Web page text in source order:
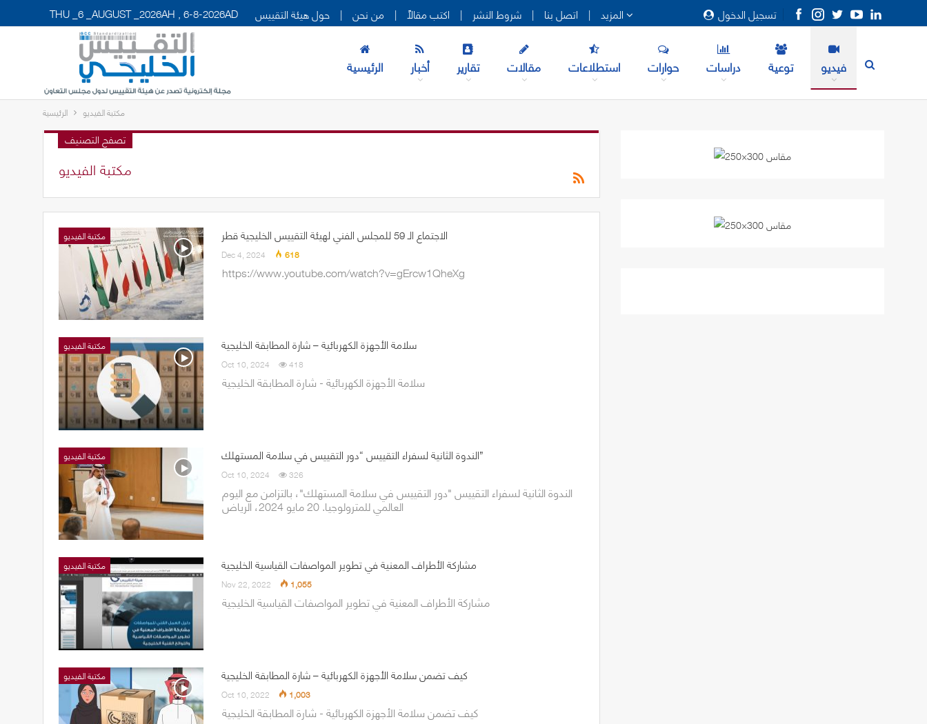
تسجيل الدخول THU _6 _AUGUST _2026AH , 6-8-2026AD حول هيئة التقييس | من نحن | اكتب مقالاً | شروط النشر | اتصل بنا |
الرئيسية أخبار تقارير مقالات استطلاعات حوارات دراسات توعية فيديو
الرئيسية مكتبة الفيديو
تصفح التصنيف
مكتبة الفيديو
مكتبة الفيديو الاجتماع الـ 59 للمجلس الفني لهيئة التقييس الخليجية قطر
Dec 4, 2024 618
https://www.youtube.com/watch?v=gErcw1QheXg
مكتبة الفيديو سلامة الأجهزة الكهربائية – شارة المطابقة الخليجية
Oct 10, 2024 418
سلامة الأجهزة الكهربائية - شارة المطابقة الخليجية
مكتبة الفيديو الندوة الثانية لسفراء التقييس “دور التقييس في سلامة المستهلك”
Oct 10, 2024 326
الندوة الثانية لسفراء التقييس "دور التقييس في سلامة المستهلك"، بالتزامن مع اليوم
العالمي للمترولوجيا. 20 مايو 2024، الرياض
مكتبة الفيديو مشاركة الأطراف المعنية في تطوير المواصفات القياسية الخليجية
Nov 22, 2022 1,055
مشاركة الأطراف المعنية في تطوير المواصفات القياسية الخليجية
مكتبة الفيديو كيف تضمن سلامة الأجهزة الكهربائية – شارة المطابقة الخليجية
Oct 10, 2022 1,003
كيف تضمن سلامة الأجهزة الكهربائية - شارة المطابقة الخليجية